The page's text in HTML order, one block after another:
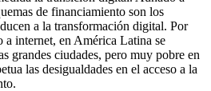
de financiamiento son los
a la transformación digital. Por
a internet, en América Latina se
grandes ciudades, pero muy pobre en
las desigualdades en el acceso a la